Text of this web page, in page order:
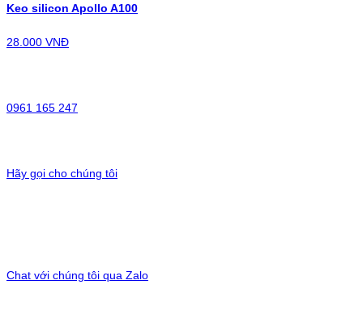
Keo silicon Apollo A100
28.000 VNĐ
0961 165 247
Hãy gọi cho chúng tôi
Chat với chúng tôi qua Zalo